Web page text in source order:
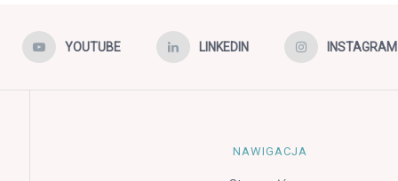
YOUTUBE LINKEDIN INSTAGRAM
NAWIGACJA